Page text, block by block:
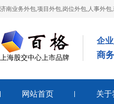
济南业务外包,项目外包,岗位外包,人事外
上海股交中心上市品牌
企
商
网站首页 关于